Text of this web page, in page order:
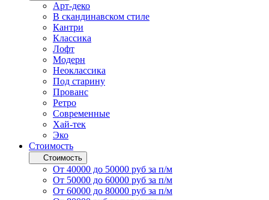
Арт-деко
В скандинавском стиле
Кантри
Классика
Лофт
Модерн
Неоклассика
Под старину
Прованс
Ретро
Современные
Хай-тек
Эко
Стоимость
Стоимость
От 40000 до 50000 руб за п/м
От 50000 до 60000 руб за п/м
От 60000 до 80000 руб за п/м